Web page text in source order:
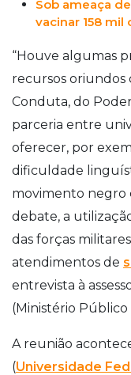
Sob ameaça
vacinar 158 mil
“Houve algumas
recursos oriundos
Conduta, do
parceria entre
oferecer, por
dificuldade
movimento negro
debate, a
das forças
atendimentos de
entrevista à
(Ministério Público
A reunião
(Universidade